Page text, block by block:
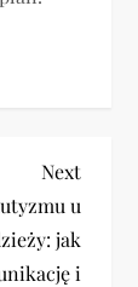
Next
Post
Next
u
jak
i